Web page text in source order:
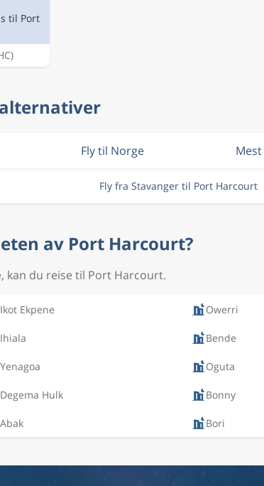
til Port
Fly til Norge
Fly fra Stavanger til Port Harcourt
av Port Harcourt?
kan du reise til Port Harcourt.
Ikot Ekpene Owerri
Ihiala Bende
Yenagoa Oguta
Degema Hulk Bonny
Abak Bori